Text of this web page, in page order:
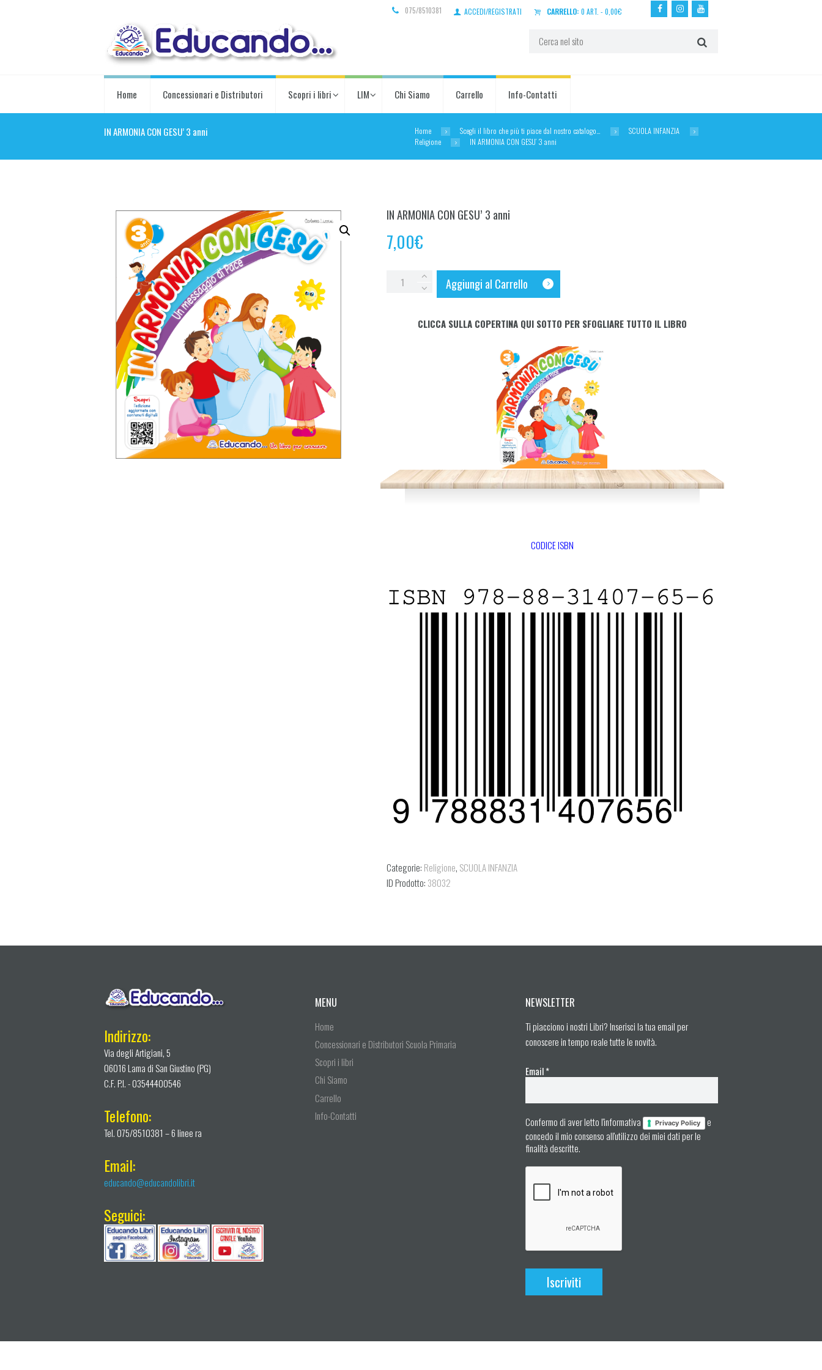
075/8510381 ACCEDI/REGISTRATI CARRELLO: 0 ART. - 0,00€
Home Concessionari e Distributori Scopri i libri LIM Chi Siamo Carrello Info-Contatti
IN ARMONIA CON GESU’ 3 anni Home Scegli il libro che più ti piace dal nostro catalogo…
SCUOLA INFANZIA
Religione
IN ARMONIA CON GESU’ 3 anni
IN ARMONIA CON GESU’ 3 anni
7,00€
Aggiungi al Carrello
CLICCA SULLA COPERTINA QUI SOTTO PER SFOGLIARE TUTTO IL LIBRO
CODICE ISBN
Categorie: Religione, SCUOLA INFANZIA
ID Prodotto: 38032
Indirizzo:
Via degli Artigiani, 5
06016 Lama di San Giustino (PG)
C.F. P.I. - 03544400546
Telefono:
Tel. 075/8510381 – 6 linee ra
Email:
educando@educandolibri.it
Seguici:
MENU
Home
Concessionari e Distributori Scuola Primaria
Scopri i libri
Chi Siamo
Carrello
Info-Contatti
NEWSLETTER
Ti piacciono i nostri Libri? Inserisci la tua email per
conoscere in tempo reale tutte le novità.
Email*
Confermo di aver letto l'informativa Privacy Policy
e
concedo il mio consenso all'utilizzo dei miei dati per le
finalità descritte.